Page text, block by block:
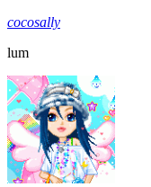
cocosally
lum